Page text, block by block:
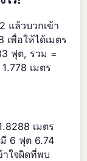
แล้วบวกเข้า
พื่อให้ได้เมตร
ฟุต, รวม =
เมตร
เมตร
6 ฟุต 6.74
ใจผิดที่พบ